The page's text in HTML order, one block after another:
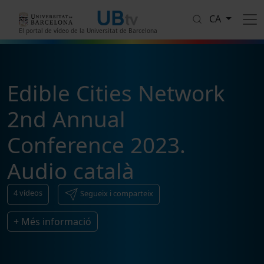
El portal de vídeo de la Universitat de Barcelona
CA
Edible Cities Network
2nd Annual
Conference 2023.
Audio català
4vídeos Segueix i comparteix
+ Més informació